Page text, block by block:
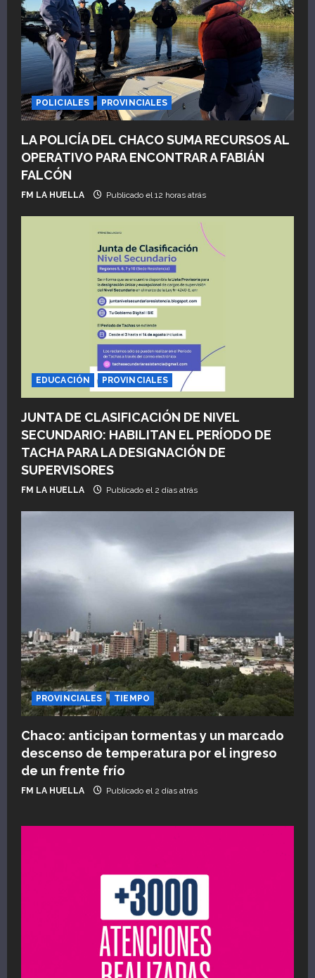
n
d
e
e
n
t
r
POLICIALES PROVINCIALES
LA POLICÍA DEL CHACO SUMA RECURSOS AL
OPERATIVO PARA ENCONTRAR A FABIÁN
FALCÓN
FM LA HUELLA Publicado el 12 horas atrás
EDUCACIÓN PROVINCIALES
JUNTA DE CLASIFICACIÓN DE NIVEL
SECUNDARIO: HABILITAN EL PERÍODO DE
TACHA PARA LA DESIGNACIÓN DE
SUPERVISORES
FM LA HUELLA Publicado el 2 días atrás
PROVINCIALES TIEMPO
Chaco: anticipan tormentas y un marcado
descenso de temperatura por el ingreso
de un frente frío
FM LA HUELLA Publicado el 2 días atrás